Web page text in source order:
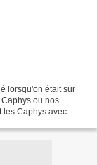
lorsqu'on était sur
ou nos
les Caphys avec